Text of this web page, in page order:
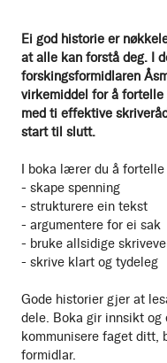
Ei god historie er
at alle kan forstå deg. I
forskingsformidlaren
virkemiddel for å fortelle
med ti effektive
start til slutt.
I boka lærer du å fortelle
- skape spenning
- strukturere ein tekst
- argumentere for ei sak
- bruke allsidige
- skrive klart og tydeleg
Gode historier gjer at
dele. Boka gir innsikt og
kommunisere faget ditt,
formidlar.